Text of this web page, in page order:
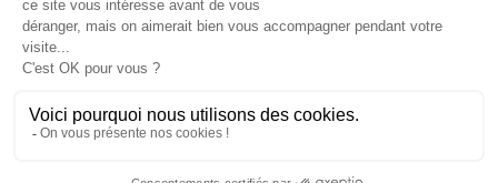
SOURD OU MALENTENDANT ?
POLITIQUE DE CONFIDENTIALITÉ
MENTIONS LÉGALES ACCÈS PRIVÉ